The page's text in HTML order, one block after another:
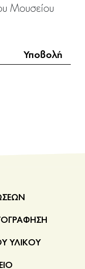
Μουσείου
ΥΛΙΚΟΥ